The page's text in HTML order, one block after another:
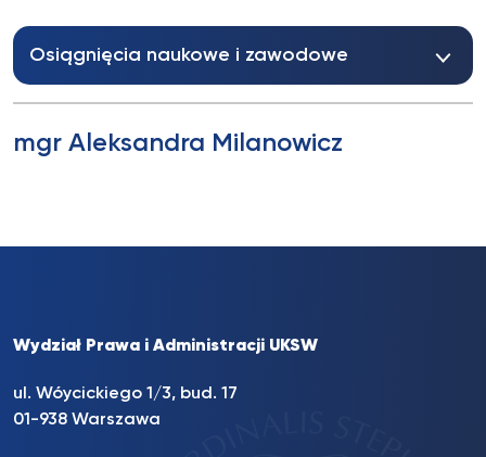
Osiągnięcia naukowe i zawodowe
mgr Aleksandra Milanowicz
Wydział Prawa i Administracji UKSW
ul. Wóycickiego 1/3, bud. 17
01-938 Warszawa